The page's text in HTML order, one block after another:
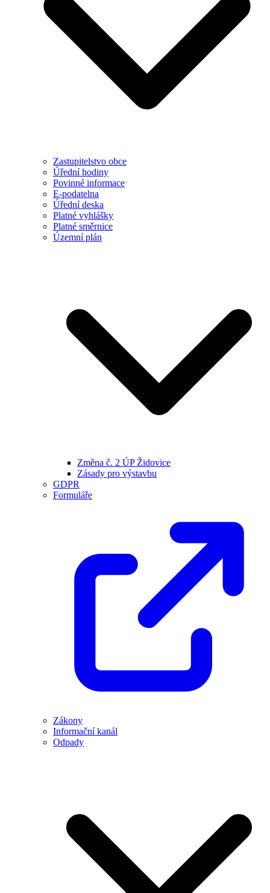
Zastupitelstvo obce
Úřední hodiny
Povinné informace
E-podatelna
Úřední deska
Platné vyhlášky
Platné směrnice
Územní plán
Změna č. 2 ÚP Židovice
Zásady pro výstavbu
GDPR
Formuláře
Zákony
Informační kanál
Odpady